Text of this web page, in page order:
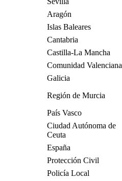
Aragón
Islas Baleares
Cantabria
Castilla-La Mancha
Comunidad Valenciana
Galicia
Región de Murcia
País Vasco
Ciudad Autónoma de
Ceuta
España
Protección Civil
Policía Local